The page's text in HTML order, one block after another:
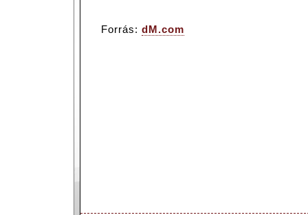
Forrás: dM.com